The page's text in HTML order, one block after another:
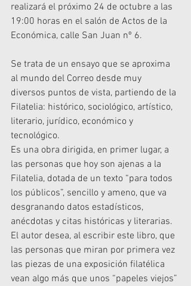
realizará el próximo 24 de octubre a las
19:00 horas en el salón de Actos de la
Económica, calle San Juan nº 6.
Se trata de un ensayo que se aproxima
al mundo del Correo desde muy
diversos puntos de vista, partiendo de la
Filatelia: histórico, sociológico, artístico,
literario, jurídico, económico y
tecnológico.
Es una obra dirigida, en primer lugar, a
las personas que hoy son ajenas a la
Filatelia, dotada de un texto “para todos
los públicos”, sencillo y ameno, que va
desgranando datos estadísticos,
anécdotas y citas históricas y literarias.
El autor desea, al escribir este libro, que
las personas que miran por primera vez
las piezas de una exposición filatélica
vean algo más que unos “papeles viejos”